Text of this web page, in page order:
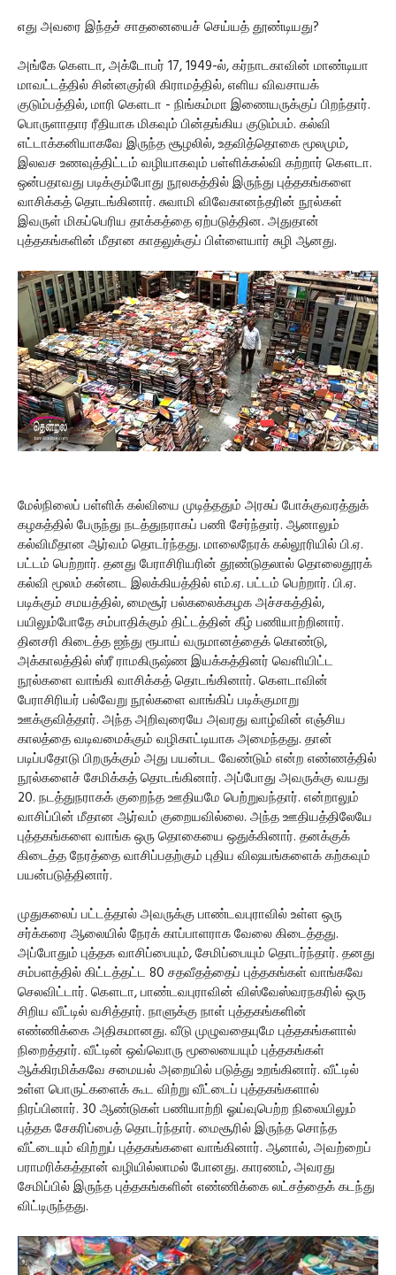
எது அவரை இந்தச் சாதனையைச் செய்யத் தூண்டியது?
அங்கே கௌடா, அக்டோபர் 17, 1949-ல், கர்நாடகாவின் மாண்டியா
மாவட்டத்தில் சின்னகுர்லி கிராமத்தில், எளிய விவசாயக்
குடும்பத்தில், மாரி கௌடா - நிங்கம்மா இணையருக்குப் பிறந்தார்.
பொருளாதார ரீதியாக மிகவும் பின்தங்கிய குடும்பம். கல்வி
எட்டாக்கனியாகவே இருந்த சூழலில், உதவித்தொகை மூலமும்,
இலவச உணவுத்திட்டம் வழியாகவும் பள்ளிக்கல்வி கற்றார் கௌடா.
ஒன்பதாவது படிக்கும்போது நூலகத்தில் இருந்து புத்தகங்களை
வாசிக்கத் தொடங்கினார். சுவாமி விவேகானந்தரின் நூல்கள்
இவருள் மிகப்பெரிய தாக்கத்தை ஏற்படுத்தின. அதுதான்
புத்தகங்களின் மீதான காதலுக்குப் பிள்ளையார் சுழி ஆனது.
மேல்நிலைப் பள்ளிக் கல்வியை முடித்ததும் அரசுப் போக்குவரத்துக்
கழகத்தில் பேருந்து நடத்துநராகப் பணி சேர்ந்தார். ஆனாலும்
கல்விமீதான ஆர்வம் தொடர்ந்தது. மாலைநேரக் கல்லூரியில் பி.ஏ.
பட்டம் பெற்றார். தனது பேராசிரியரின் தூண்டுதலால் தொலைதூரக்
கல்வி மூலம் கன்னட இலக்கியத்தில் எம்.ஏ. பட்டம் பெற்றார். பி.ஏ.
படிக்கும் சமயத்தில், மைசூர் பல்கலைக்கழக அச்சகத்தில்,
பயிலும்போதே சம்பாதிக்கும் திட்டத்தின் கீழ் பணியாற்றினார்.
தினசரி கிடைத்த ஐந்து ரூபாய் வருமானத்தைக் கொண்டு,
அக்காலத்தில் ஸ்ரீ ராமகிருஷ்ண இயக்கத்தினர் வெளியிட்ட
நூல்களை வாங்கி வாசிக்கத் தொடங்கினார். கௌடாவின்
பேராசிரியர் பல்வேறு நூல்களை வாங்கிப் படிக்குமாறு
ஊக்குவித்தார். அந்த அறிவுரையே அவரது வாழ்வின் எஞ்சிய
காலத்தை வடிவமைக்கும் வழிகாட்டியாக அமைந்தது. தான்
படிப்பதோடு பிறருக்கும் அது பயன்பட வேண்டும் என்ற எண்ணத்தில்
நூல்களைச் சேமிக்கத் தொடங்கினார். அப்போது அவருக்கு வயது
20. நடத்துநராகக் குறைந்த ஊதியமே பெற்றுவந்தார். என்றாலும்
வாசிப்பின் மீதான ஆர்வம் குறையவில்லை. அந்த ஊதியத்திலேயே
புத்தகங்களை வாங்க ஒரு தொகையை ஒதுக்கினார். தனக்குக்
கிடைத்த நேரத்தை வாசிப்பதற்கும் புதிய விஷயங்களைக் கற்கவும்
பயன்படுத்தினார்.
முதுகலைப் பட்டத்தால் அவருக்கு பாண்டவபுராவில் உள்ள ஒரு
சர்க்கரை ஆலையில் நேரக் காப்பாளராக வேலை கிடைத்தது.
அப்போதும் புத்தக வாசிப்பையும், சேமிப்பையும் தொடர்ந்தார். தனது
சம்பளத்தில் கிட்டத்தட்ட 80 சதவீதத்தைப் புத்தகங்கள் வாங்கவே
செலவிட்டார். கௌடா, பாண்டவபுராவின் விஸ்வேஸ்வரநகரில் ஒரு
சிறிய வீட்டில் வசித்தார். நாளுக்கு நாள் புத்தகங்களின்
எண்ணிக்கை அதிகமானது. வீடு முழுவதையுமே புத்தகங்களால்
நிறைத்தார். வீட்டின் ஒவ்வொரு மூலையையும் புத்தகங்கள்
ஆக்கிரமிக்கவே சமையல் அறையில் படுத்து உறங்கினார். வீட்டில்
உள்ள பொருட்களைக் கூட விற்று வீட்டைப் புத்தகங்களால்
நிரப்பினார். 30 ஆண்டுகள் பணியாற்றி ஓய்வுபெற்ற நிலையிலும்
புத்தக சேகரிப்பைத் தொடர்ந்தார். மைசூரில் இருந்த சொந்த
வீட்டையும் விற்றுப் புத்தகங்களை வாங்கினார். ஆனால், அவற்றைப்
பராமரிக்கத்தான் வழியில்லாமல் போனது. காரணம், அவரது
சேமிப்பில் இருந்த புத்தகங்களின் எண்ணிக்கை லட்சத்தைக் கடந்து
விட்டிருந்தது.